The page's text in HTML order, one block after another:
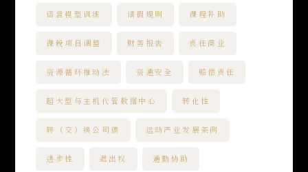
语言模型训练 请假规则 课程补助
课税项目调整 财务报告 责任商业
资源循环推动法 资通安全 赔偿责任
超大型与主机代管数据中心 转化性
转（交）换公司债 运动产业发展条例
进步性 退出权 通勤协助